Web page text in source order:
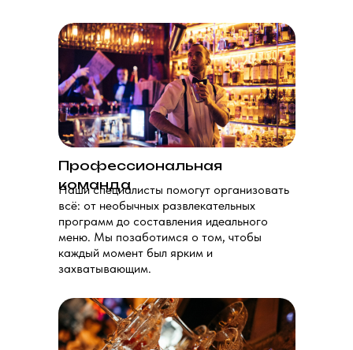
Профессиональная
команда
Наши специалисты помогут организовать
всё: от необычных развлекательных
программ до составления идеального
меню. Мы позаботимся о том, чтобы
каждый момент был ярким и
захватывающим.